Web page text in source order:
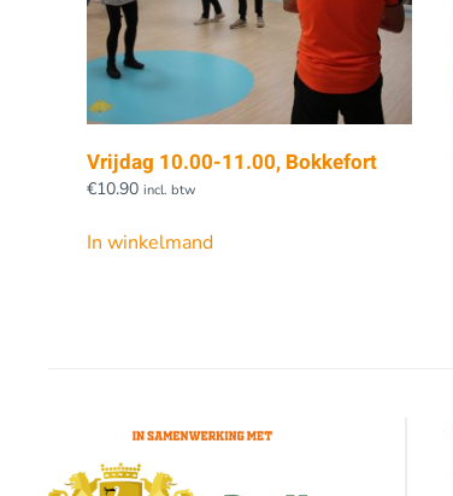
Vrijdag 10.00-11.00, Bokkefort
€10.90 incl. btw
In winkelmand